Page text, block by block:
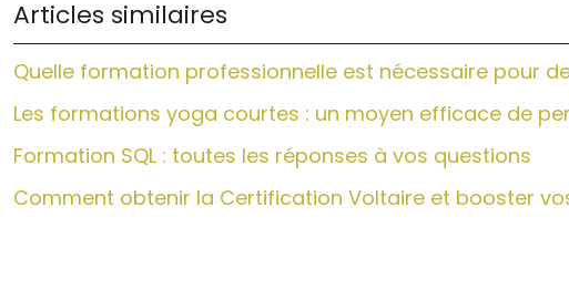
Articles similaires
Quelle formation professionnelle est nécessaire pour
Les formations yoga courtes : un moyen efficace de
Formation SQL : toutes les réponses à vos questions
Comment obtenir la Certification Voltaire et booster